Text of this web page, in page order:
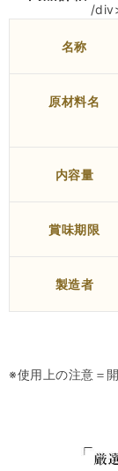
/
名称
原材料名
内容量
賞味期限
製造者
※使用上の注意＝